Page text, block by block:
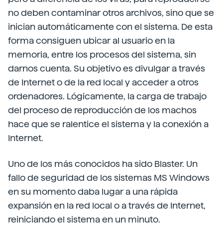
no deben contaminar otros archivos, sino que se
inician automáticamente con el sistema. De esta
forma consiguen ubicar al usuario en la
memoria, entre los procesos del sistema, sin
darnos cuenta. Su objetivo es divulgar a través
de Internet o de la red local y acceder a otros
ordenadores. Lógicamente, la carga de trabajo
del proceso de reproducción de los machos
hace que se ralentice el sistema y la conexión a
Internet.
Uno de los más conocidos ha sido Blaster. Un
fallo de seguridad de los sistemas MS Windows
en su momento daba lugar a una rápida
expansión en la red local o a través de Internet,
reiniciando el sistema en un minuto.